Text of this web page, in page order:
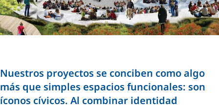
Nuestros proyectos se conciben como algo
más que simples espacios funcionales: son
íconos cívicos. Al combinar identidad